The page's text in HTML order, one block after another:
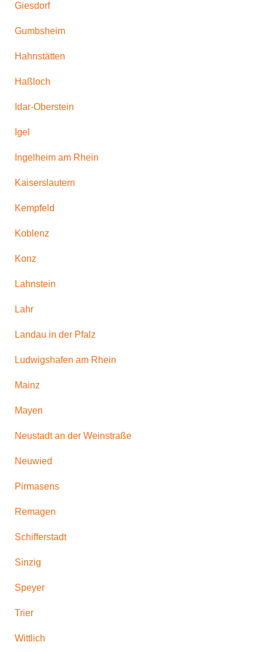
Giesdorf
Gumbsheim
Hahnstätten
Haßloch
Idar-Oberstein
Igel
Ingelheim am Rhein
Kaiserslautern
Kempfeld
Koblenz
Konz
Lahnstein
Lahr
Landau in der Pfalz
Ludwigshafen am Rhein
Mainz
Mayen
Neustadt an der Weinstraße
Neuwied
Pirmasens
Remagen
Schifferstadt
Sinzig
Speyer
Trier
Wittlich